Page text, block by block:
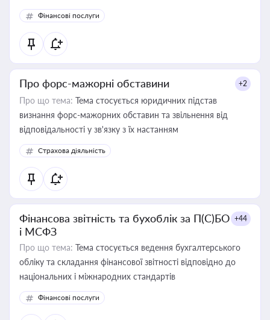
Фінансові послуги
Про форс-мажорні обставини +2
Про що тема: Тема стосується юридичних підстав
визнання форс-мажорних обставин та звільнення від
відповідальності у зв'язку з їх настанням
Страхова діяльність
Фінансова звітність та бухоблік за П(С)БО
і МСФЗ
+44
Про що тема: Тема стосується ведення бухгалтерського
обліку та складання фінансової звітності відповідно до
національних і міжнародних стандартів
Фінансові послуги